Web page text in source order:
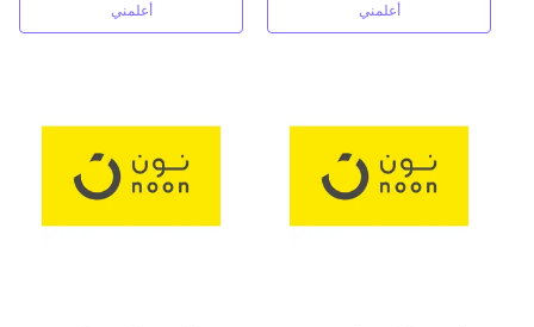
أعلمني أعلمني